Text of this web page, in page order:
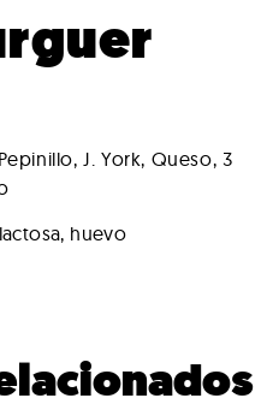
J. York, Queso, 3
huevo